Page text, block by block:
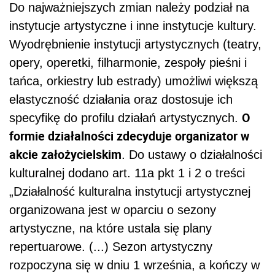
Do najważniejszych zmian należy podział na
instytucje artystyczne i inne instytucje kultury.
Wyodrębnienie instytucji artystycznych (teatry,
opery, operetki, filharmonie, zespoły pieśni i
tańca, orkiestry lub estrady) umożliwi większą
elastyczność działania oraz dostosuje ich
specyfikę do profilu działań artystycznych. O
formie działalności zdecyduje organizator w
akcie założycielskim. Do ustawy o działalności
kulturalnej dodano art. 11a pkt 1 i 2 o treści
„Działalność kulturalna instytucji artystycznej
organizowana jest w oparciu o sezony
artystyczne, na które ustala się plany
repertuarowe. (...) Sezon artystyczny
rozpoczyna się w dniu 1 września, a kończy w